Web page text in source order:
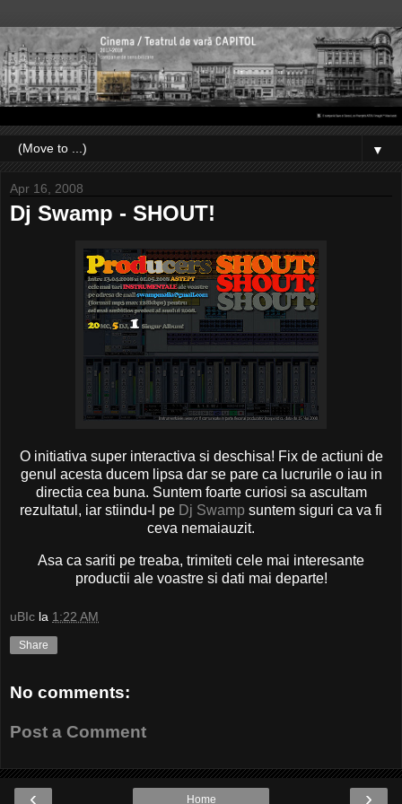
▼
Apr 16, 2008
Dj Swamp - SHOUT!
O initiativa super interactiva si deschisa! Fix de actiuni de
genul acesta ducem lipsa dar se pare ca lucrurile o iau in
directia cea buna. Suntem foarte curiosi sa ascultam
rezultatul, iar stiindu-l pe Dj Swamp suntem siguri ca va fi
ceva nemaiauzit.
Asa ca sariti pe treaba, trimiteti cele mai interesante
productii ale voastre si dati mai departe!
uBIc la 1:22 AM
Share
No comments:
Post a Comment
‹ ›
Home